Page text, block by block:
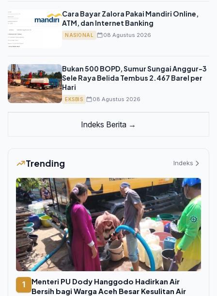
Cara Bayar Zalora Pakai Mandiri Online,
ATM, dan Internet Banking
NASIONAL 08 Agustus 2026
Bukan 500 BOPD, Sumur Sungai Anggur-3
Sele Raya Belida Tembus 2.467 Barel per
Hari
EKSBIS 08 Agustus 2026
Indeks Berita →
Trending Indeks
1
Menteri PU Dody Hanggodo Hadirkan Air
Bersih bagi Warga Aceh Besar Kesulitan Air